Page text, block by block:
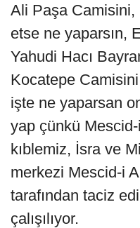
Ali Paşa
etse ne yaparsın,
Yahudi Hacı
Kocatepe
işte ne yaparsan
yap çünkü
kıblemiz, İsra ve
merkezi Mescid-i
tarafından taciz
çalışılıyor.